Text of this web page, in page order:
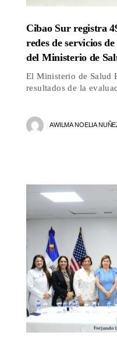
Cibao Sur registra
redes de servicios
del Ministerio de
El Ministerio de Salud
resultados de la
AWILMA NOELIA